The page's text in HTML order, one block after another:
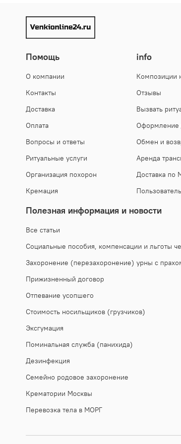
Помощь
О компании
Контакты
Доставка
Оплата
Вопросы и ответы
Ритуальные услуги
Организация похорон
Кремация
info
Композиции
Отзывы
Вызвать
Оформление
Обмен и
Аренда
Доставка по
Полезная информация и новости
Все статьи
Социальные пособия, компенсации и льготы
Захоронение (перезахоронение) урны с
Прижизненный договор
Отпевание усопшего
Стоимость носильщиков (грузчиков)
Эксгумация
Поминальная служба (панихида)
Дезинфекция
Семейно родовое захоронение
Крематории Москвы
Перевозка тела в МОРГ